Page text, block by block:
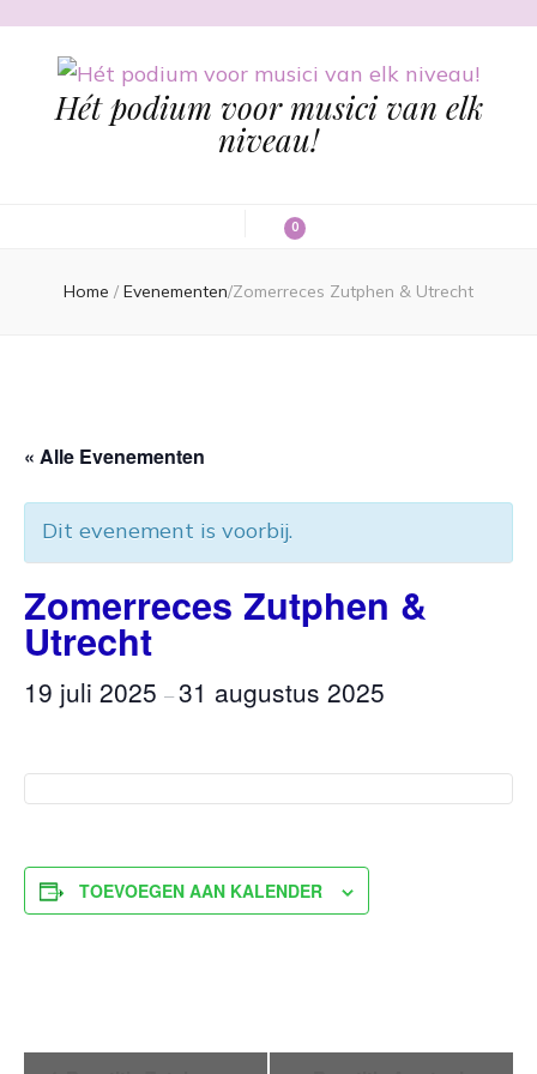
Hét podium voor musici van elk
niveau!
0
Home / Evenementen/Zomerreces Zutphen & Utrecht
« Alle Evenementen
Dit evenement is voorbij.
Zomerreces Zutphen &
Utrecht
19 juli 2025 –31 augustus 2025
TOEVOEGEN AAN KALENDER